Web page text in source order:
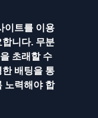
이트를 이용
니다. 무분
초래할 수
배팅을 통
노력해야 합